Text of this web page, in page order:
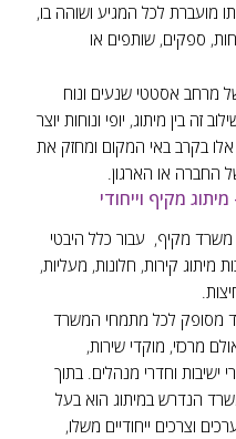
מועברת לכל המגיע ושוהה בו,
ספקים, שותפים או
מרחב אסטטי שנעים ונוח
זה בין מיתוג, יופי ונוחות יוצר
אלו בקרב באי המקום ומחזק את
החברה או הארגון.
מקיף וייחודי
משרד מקיף, עבור כלל היבטי
מיתוג קירות, חלונות, מעליות,
מסופק לכל מתמחי המשרד
מרכזי, מוקדי שירות,
ישיבות וחדרי מנהלים. בתוך
הנדרש במיתוג הוא בעל
וצרכים ייחודיים משלו,